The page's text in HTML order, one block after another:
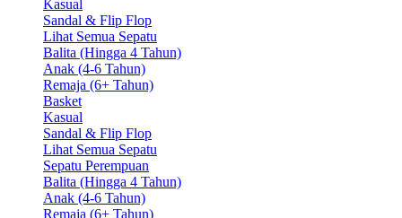
Kasual
Sandal & Flip Flop
Lihat Semua Sepatu
Balita (Hingga 4 Tahun)
Anak (4-6 Tahun)
Remaja (6+ Tahun)
Basket
Kasual
Sandal & Flip Flop
Lihat Semua Sepatu
Sepatu Perempuan
Balita (Hingga 4 Tahun)
Anak (4-6 Tahun)
Remaja (6+ Tahun)